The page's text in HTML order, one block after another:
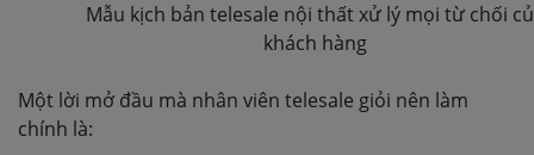
Mẫu kịch bản telesale nội thất xử lý mọi từ chối
khách hàng
Một lời mở đầu mà nhân viên telesale giỏi nên làm
chính là: